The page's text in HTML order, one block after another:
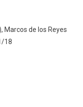
Marcos de los Reyes
18